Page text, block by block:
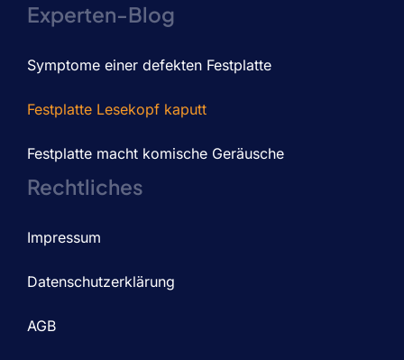
Experten-Blog
Symptome einer defekten Festplatte
Festplatte Lesekopf kaputt
Festplatte macht komische Geräusche
Rechtliches
Impressum
Datenschutzerklärung
AGB